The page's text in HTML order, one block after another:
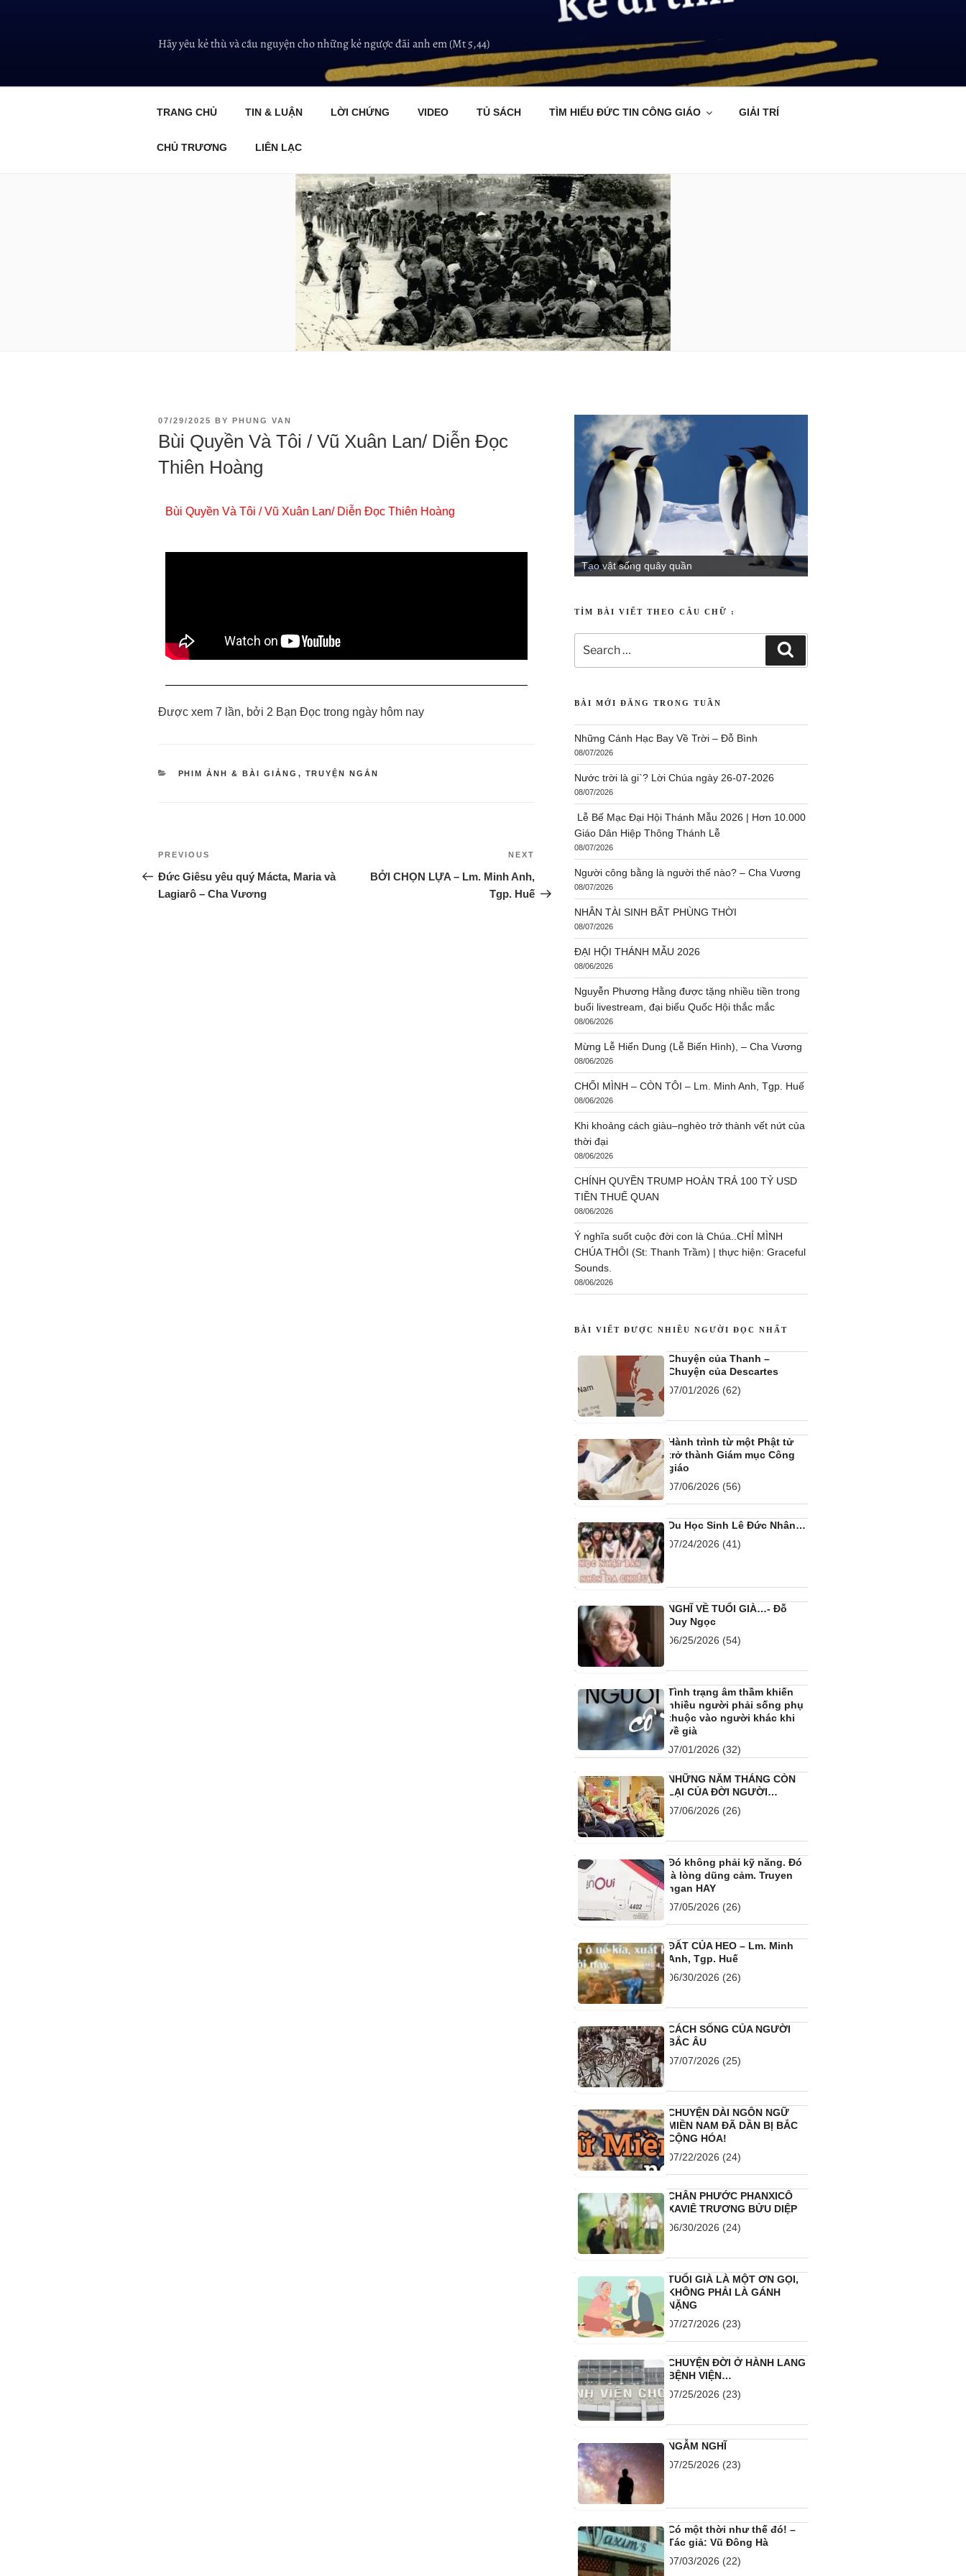
Hãy yêu kẻ thù và cầu nguyện cho những kẻ ngược đãi anh em (Mt 5,44)
TRANG CHỦ TIN & LUẬN LỜI CHỨNG VIDEO TỦ SÁCH TÌM HIỂU ĐỨC TIN CÔNG GIÁO GIẢI TRÍ
CHỦ TRƯƠNG LIÊN LẠC
07/29/2025 BY PHUNG VAN
Bùi Quyền Và Tôi / Vũ Xuân Lan/ Diễn Đọc
Thiên Hoàng
Bùi Quyền Và Tôi / Vũ Xuân Lan/ Diễn Đọc Thiên Hoàng
Được xem 7 lần, bởi 2 Bạn Đọc trong ngày hôm nay
PHIM ẢNH & BÀI GIẢNG , TRUYỆN NGẮN
PREVIOUS
Ðức Giêsu yêu quý Mácta, Maria và
Lagiarô – Cha Vương
NEXT
BỞI CHỌN LỰA – Lm. Minh Anh,
Tgp. Huế
Tạo vật sống quây quần
TÌM BÀI VIẾT THEO CÂU CHỮ :
BÀI MỚI ĐĂNG TRONG TUẦN
Những Cánh Hạc Bay Về Trời – Đỗ Bình
Nước trời là gi`? Lời Chúa ngày 26-07-2026
Lễ Bế Mạc Đại Hội Thánh Mẫu 2026 | Hơn 10.000
Giáo Dân Hiệp Thông Thánh Lễ
08/07/2026
NHÂN TÀI SINH BẤT PHÙNG THỜI
08/07/2026
ĐẠI HỘI THÁNH MẪU 2026
08/06/2026
Nguyễn Phương Hằng được tặng nhiều tiền trong
buổi livestream, đại biểu Quốc Hội thắc mắc
08/06/2026
Mừng Lễ Hiển Dung (Lễ Biến Hình), – Cha Vương
08/06/2026
CHỐI MÌNH – CÒN TÔI – Lm. Minh Anh, Tgp. Huế
08/06/2026
Khi khoảng cách giàu–nghèo trở thành vết nứt của
thời đại
08/06/2026
CHÍNH QUYỀN TRUMP HOÀN TRẢ 100 TỶ USD
TIỀN THUẾ QUAN
08/06/2026
Ý nghĩa suốt cuộc đời con là Chúa..CHỈ MÌNH
CHÚA THÔI (St: Thanh Trầm) | thực hiện: Graceful
Sounds.
08/06/2026
BÀI VIẾT ĐƯỢC NHIỀU NGƯỜI ĐỌC NHẤT
trở thành Giám mục Công
07/06/2026 (56)
Du Học Sinh Lê Đức Nhân…
NGHĨ VỀ TUỔI GIÀ…- Đỗ
Duy Ngọc
Tình trạng âm thầm khiến
nhiều người phải sống phụ
07/01/2026 (32)
NHỮNG NĂM THÁNG CÒN
LẠI CỦA ĐỜI NGƯỜI…
(26)
Đó không phải kỹ năng. Đó
là lòng dũng cảm. Truyen
ngan HAY
07/05/2026 (26)
ĐẤT CỦA HEO – Lm. Minh
Anh, Tgp. Huế
06/30/2026 (26)
CÁCH SỐNG CỦA NGƯỜI
BẮC ÂU
CHUYỆN DÀI NGÔN NGỮ
MIỀN NAM ĐÃ DẦN BỊ BẮC
CỘNG HÓA!
CHÂN PHƯỚC PHANXICÔ
XAVIÊ TRƯƠNG BỬU DIỆP
06/30/2026 (24)
TUỔI GIÀ LÀ MỘT ƠN GỌI,
KHÔNG PHẢI LÀ GÁNH
NẶNG
07/27/2026 (23)
CHUYỆN ĐỜI Ở HÀNH LANG
BỆNH VIỆN…
07/25/2026 (23)
NGẪM NGHĨ
07/25/2026
Có một thời như thế đó! –
Tác giả: Vũ Đông Hà
07/03/2026 (22)
CUỘC ĐỜI VÀ CÁI CHẾT
CỦA CHA TRƯƠNG BỬU
“SUM VẦY BÊN CON CHÁU
LÚC VỀ GIÀ” – LÀ GIẤC MƠ
ĐẸP, HAY CHỈ LÀ MỘT